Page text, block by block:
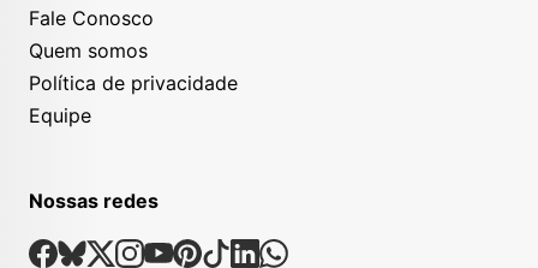
Fale Conosco
Quem somos
Política de privacidade
Equipe
Nossas redes
Nossas Redes Sociais
Facebook
Bsky
X Instagram
Youtube
Pinterest
TiktokLinkedin
Whatsapp